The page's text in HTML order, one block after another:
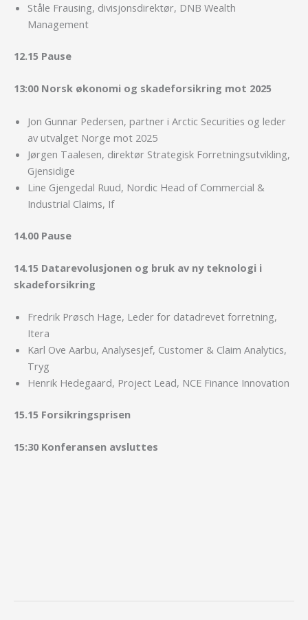
Ståle Frausing, divisjonsdirektør, DNB Wealth
Management
12.15 Pause
13:00 Norsk økonomi og skadeforsikring mot 2025
Jon Gunnar Pedersen, partner i Arctic Securities og leder
av utvalget Norge mot 2025
Jørgen Taalesen, direktør Strategisk Forretningsutvikling,
Gjensidige
Line Gjengedal Ruud, Nordic Head of Commercial &
Industrial Claims, If
14.00 Pause
14.15 Datarevolusjonen og bruk av ny teknologi i
skadeforsikring
Fredrik Prøsch Hage, Leder for datadrevet forretning,
Itera
Karl Ove Aarbu, Analysesjef, Customer & Claim Analytics,
Tryg
Henrik Hedegaard, Project Lead, NCE Finance Innovation
15.15 Forsikringsprisen
15:30 Konferansen avsluttes